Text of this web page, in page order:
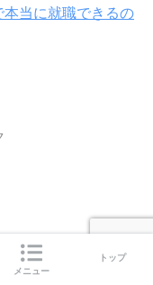
当に就職できるの
メニュー
トップ